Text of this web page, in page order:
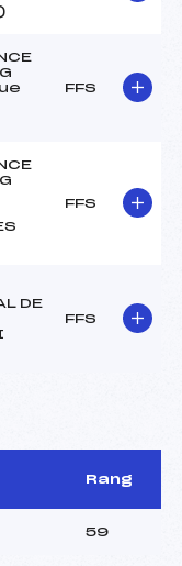
FFS
FFS
DE
FFS
Rang
59